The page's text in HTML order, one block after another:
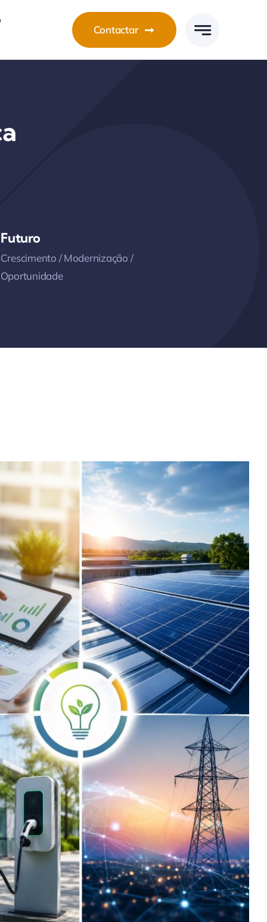
Contactar
Futuro
Crescimento / Modernização /
Oportunidade